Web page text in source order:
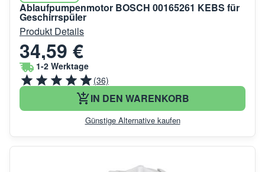
Ablaufpumpenmotor BOSCH 00165261 KEBS für
Geschirrspüler
Produkt Details
34,59 €
1-2 Werktage
(36)
IN DEN WARENKORB
Günstige Alternative kaufen